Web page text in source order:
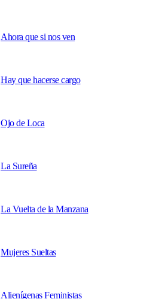
Ahora que si nos ven
Hay que hacerse cargo
Ojo de Loca
La Sureña
La Vuelta de la Manzana
Mujeres Sueltas
Alienígenas Feministas